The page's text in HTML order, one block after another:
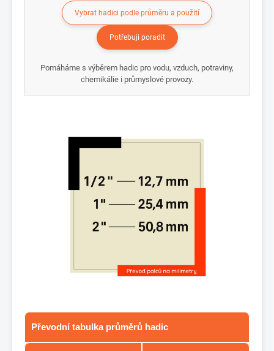
Vybrat hadici podle průměru a použití
Potřebuji poradit
Pomáháme s výběrem hadic pro vodu, vzduch, potraviny,
chemikálie i průmyslové provozy.
Převodní tabulka průměrů hadic